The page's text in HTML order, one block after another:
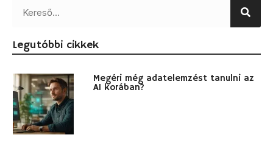
Legutóbbi cikkek
Megéri még adatelemzést tanulni az
AI korában?